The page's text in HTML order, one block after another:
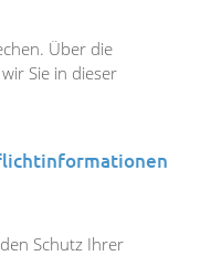
Über die
Sie in dieser
Schutz Ihrer